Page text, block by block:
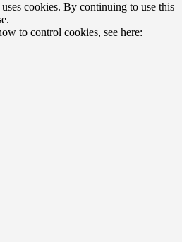
cookies. By continuing to use this
to control cookies, see here: